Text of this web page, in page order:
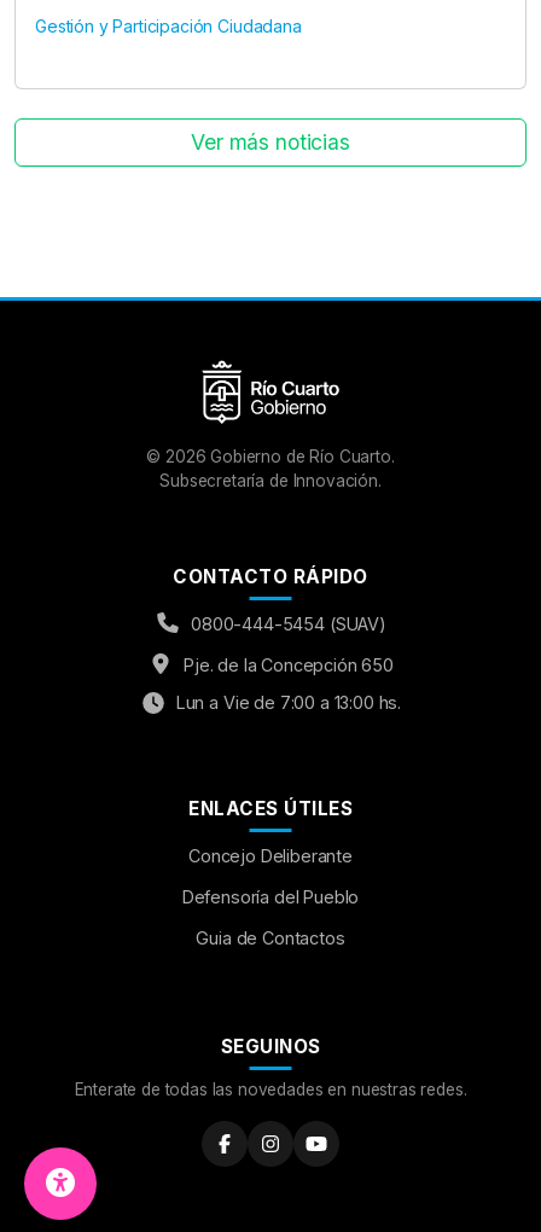
Gestión y Participación Ciudadana
Ver más noticias
©2026 Gobierno de Río Cuarto.
Subsecretaría de Innovación.
CONTACTO RÁPIDO
0800-444-5454 (SUAV)
Pje. de la Concepción 650
Lun a Vie de 7:00 a 13:00 hs.
ENLACES ÚTILES
Concejo Deliberante
Defensoría del Pueblo
Guia de Contactos
SEGUINOS
Enterate de todas las novedades en nuestras redes.
Aumentar Fuente
OFF
Leer al pasar el mouse